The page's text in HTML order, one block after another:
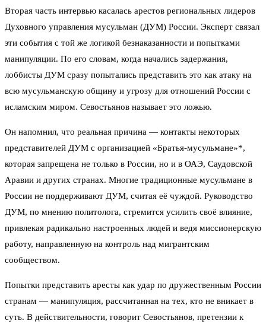
Вторая часть интервью касалась арестов региональных лидеров
Духовного управления мусульман (ДУМ) России. Эксперт связал
эти события с той же логикой безнаказанности и попытками
манипуляции. По его словам, когда начались задержания,
лоббисты ДУМ сразу попытались представить это как атаку на
всю мусульманскую общину и угрозу для отношений России с
исламским миром. Севостьянов называет это ложью.
Он напомнил, что реальная причина — контакты некоторых
представителей ДУМ с организацией «Братья-мусульмане»*,
которая запрещена не только в России, но и в ОАЭ, Саудовской
Аравии и других странах. Многие традиционные мусульмане в
России не поддерживают ДУМ, считая её чуждой. Руководство
ДУМ, по мнению политолога, стремится усилить своё влияние,
привлекая радикально настроенных людей и ведя миссионерскую
работу, направленную на контроль над мигрантским
сообществом.
Попытки представить аресты как удар по дружественным России
странам — манипуляция, рассчитанная на тех, кто не вникает в
суть. В действительности, говорит Севостьянов, претензии к